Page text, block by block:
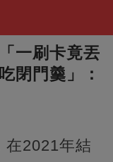
一刷卡竟丟
閉門羹」：
在2021年結